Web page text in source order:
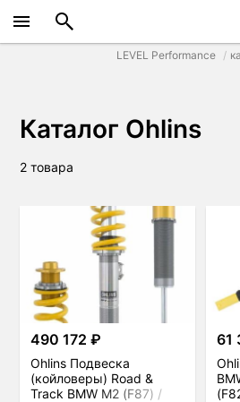
LEVEL Performance
Каталог Ohlins
2 товара
490 172 ₽
Ohlins Подвеска
(койловеры) Road &
Track BMW M2 (F87) /
61